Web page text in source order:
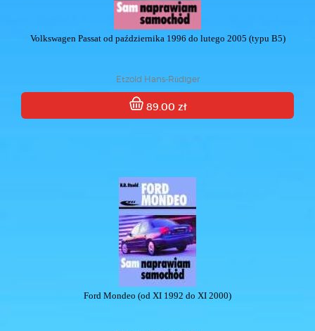
Volkswagen Passat od października 1996 do lutego 2005 (typu B5)
Etzold Hans-Rüdiger
89.00 zł
Ford Mondeo (od XI 1992 do XI 2000)